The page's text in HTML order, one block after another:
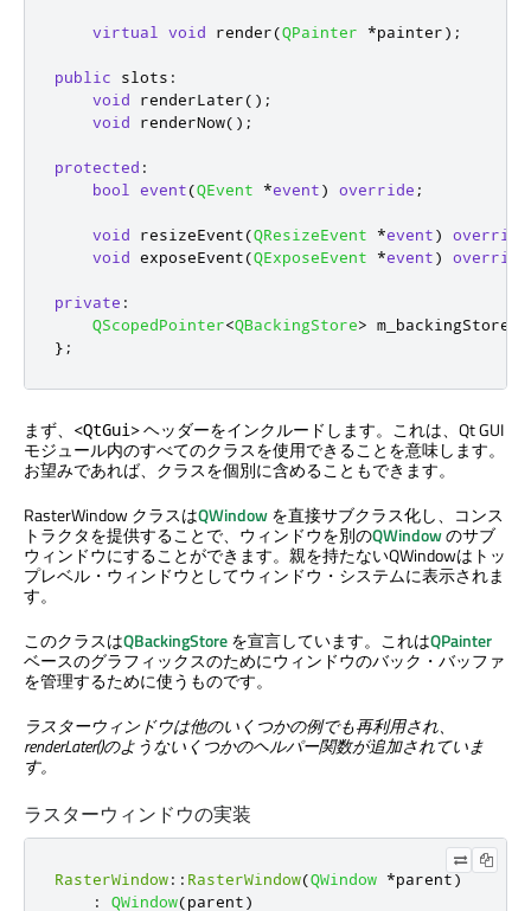
virtual void render(QPainter *painter);
public slots :
void renderLater();
void renderNow();
protected :
bool
event(QEvent *event) override ;
void resizeEvent(QResizeEvent *event) override
void exposeEvent(QExposeEvent *event) override
private :
QScopedPointer<QBackingStore> m_backingStore
};
まず、 <QtGui>ヘッダーをインクルードします。これは、 Qt GUI
モジュール内のすべてのクラスを使用できることを意味します。
お望みであれば、クラスを個別に含めることもできます。
RasterWindow クラスはQWindowを直接サブクラス化し、コンス
トラクタを提供することで、ウィンドウを別のQWindowのサブ
ウィンドウにすることができます。親を持たないQWindowはトッ
プレベル・ウィンドウとしてウィンドウ・システムに表示されま
す。
このクラスはQBackingStoreを宣言しています。これはQPainter
ベースのグラフィックスのためにウィンドウのバック・バッファ
を管理するために使うものです。
ラスターウィンドウは他のいくつかの例でも再利用され、
renderLater()のようないくつかのヘルパー関数が追加されていま
す。
ラスターウィンドウの実装
RasterWindow:: RasterWindow(QWindow *parent)
:
QWindow(parent)